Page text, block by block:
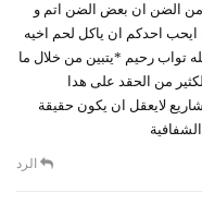
من الضن ان بعض الضن اتم و
احدكم ان ياكل لحم اخيه
تواب رحيم *يتبين من خلال ما
من الحقد على هدا
لايعقل ان يكون حقيقة
الرد